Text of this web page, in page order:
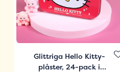
Glittriga Hello Kitty-
plåster, 24-pack i